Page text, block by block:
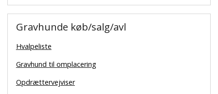
Gravhunde køb/salg/avl
Hvalpeliste
Gravhund til omplacering
Opdrættervejviser